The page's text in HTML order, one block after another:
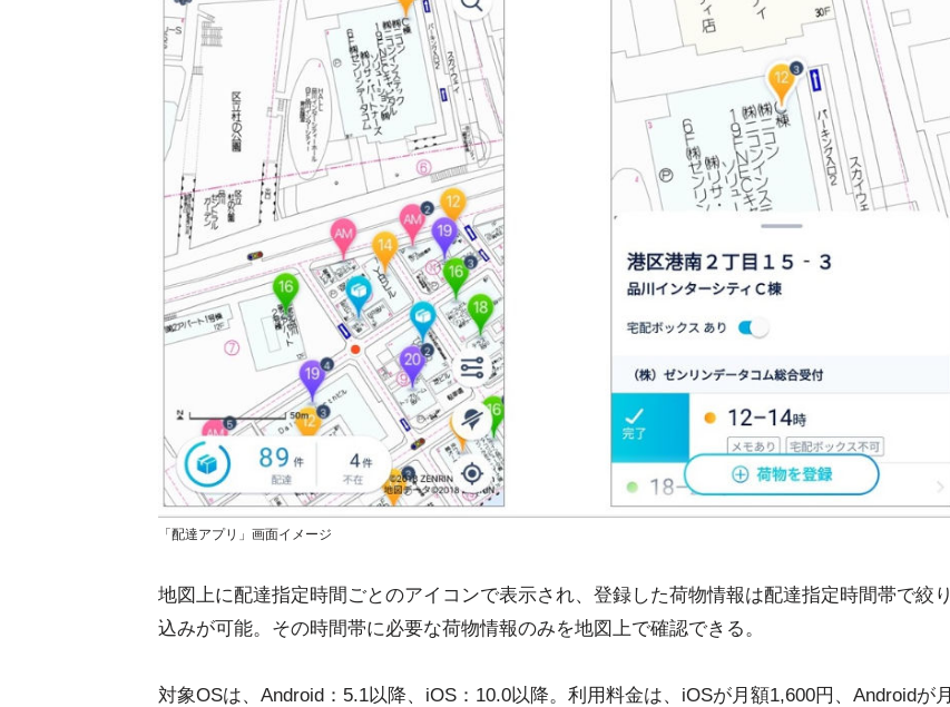
「配達アプリ」画面イメージ
地図上に配達指定時間ごとのアイコンで表示され、登録した荷物情報は配達指定時間帯で絞り
込みが可能。その時間帯に必要な荷物情報のみを地図上で確認できる。
対象OSは、Android：5.1以降、iOS：10.0以降。利用料金は、iOSが月額1,600円、Androidが月